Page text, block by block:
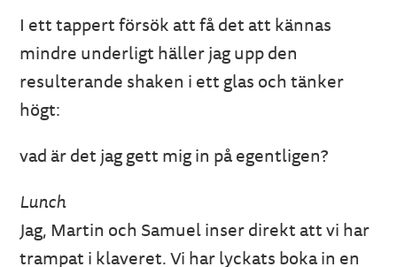
I ett tappert försök att få det att kännas
mindre underligt häller jag upp den
resulterande shaken i ett glas och tänker
högt:
vad är det jag gett mig in på egentligen?
Lunch
Jag, Martin och Samuel inser direkt att vi har
trampat i klaveret. Vi har lyckats boka in en